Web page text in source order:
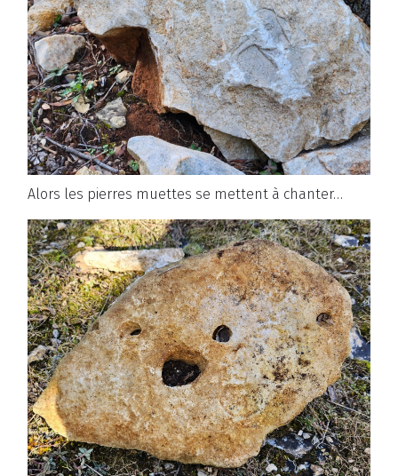
Alors les pierres muettes se mettent à chanter…